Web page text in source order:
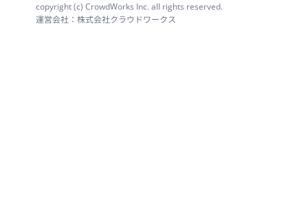
copyright (c) CrowdWorks Inc. all rights reserved.
運営会社：株式会社クラウドワークス